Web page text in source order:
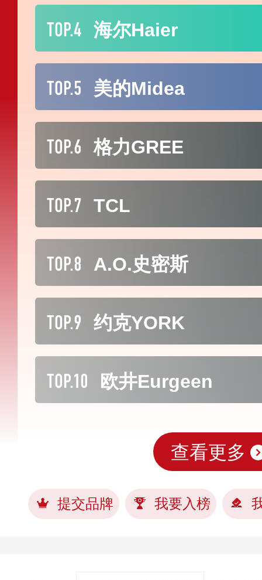
TOP.4 海尔Haier
TOP.5 美的Midea
TOP.6 格力GREE
TOP.7 TCL
TOP.8 A.O.史密斯
TOP.9 约克YORK
TOP.10 欧井Eurgeen
查看更多
提交品牌 我要入榜